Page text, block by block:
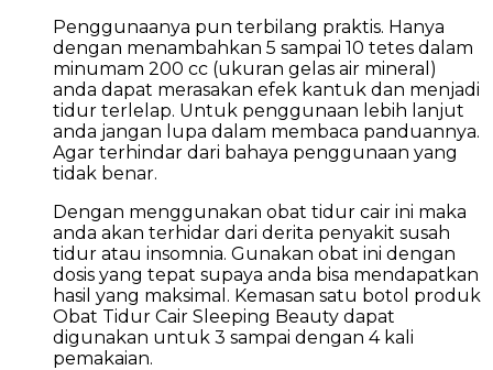
Penggunaanya pun terbilang praktis. Hanya
dengan menambahkan 5 sampai 10 tetes dalam
minumam 200 cc (ukuran gelas air mineral)
anda dapat merasakan efek kantuk dan menjadi
tidur terlelap. Untuk penggunaan lebih lanjut
anda jangan lupa dalam membaca panduannya.
Agar terhindar dari bahaya penggunaan yang
tidak benar.
Dengan menggunakan obat tidur cair ini maka
anda akan terhidar dari derita penyakit susah
tidur atau insomnia. Gunakan obat ini dengan
dosis yang tepat supaya anda bisa mendapatkan
hasil yang maksimal. Kemasan satu botol produk
Obat Tidur Cair Sleeping Beauty dapat
digunakan untuk 3 sampai dengan 4 kali
pemakaian.